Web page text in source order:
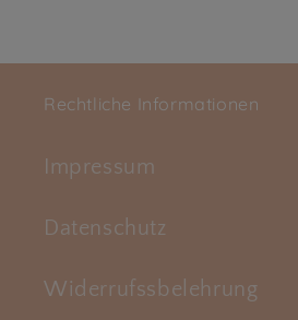
Rechtliche Informationen
Impressum
Datenschutz
Widerrufssbelehrung